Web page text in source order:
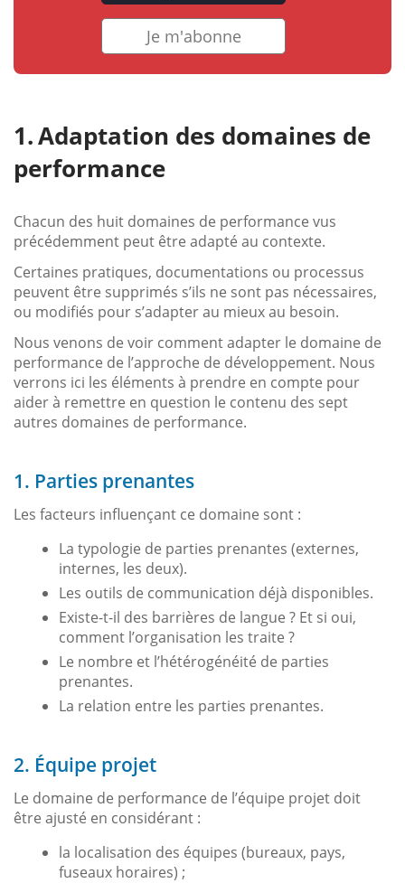
Je m'abonne
Adaptation des domaines de
performance
Chacun des huit domaines de performance vus
précédemment peut être adapté au contexte.
Certaines pratiques, documentations ou processus
peuvent être supprimés s’ils ne sont pas nécessaires,
ou modifiés pour s’adapter au mieux au besoin.
Nous venons de voir comment adapter le domaine de
performance de l’approche de développement. Nous
verrons ici les éléments à prendre en compte pour
aider à remettre en question le contenu des sept
autres domaines de performance.
1. Parties prenantes
Les facteurs influençant ce domaine sont :
La typologie de parties prenantes (externes,
internes, les deux).
Les outils de communication déjà disponibles.
Existe-t-il des barrières de langue ? Et si oui,
comment l’organisation les traite ?
Le nombre et l’hétérogénéité de parties
prenantes.
La relation entre les parties prenantes.
2. Équipe projet
Le domaine de performance de l’équipe projet doit
être ajusté en considérant :
la localisation des équipes (bureaux, pays,
fuseaux horaires) ;